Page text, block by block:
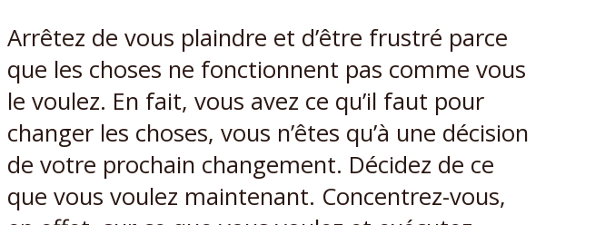
Arrêtez de vous plaindre et d’être frustré parce
que les choses ne fonctionnent pas comme vous
le voulez. En fait, vous avez ce qu’il faut pour
changer les choses, vous n’êtes qu’à une décision
de votre prochain changement. Décidez de ce
que vous voulez maintenant. Concentrez-vous,